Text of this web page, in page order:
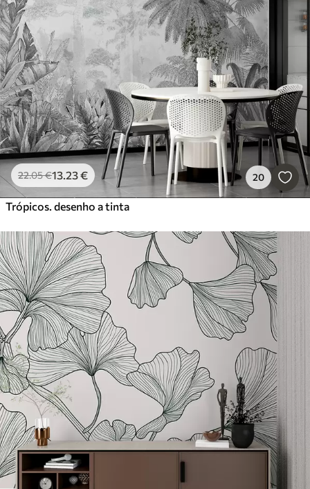
22.05€13.23€ 20
Trópicos. desenho a tinta